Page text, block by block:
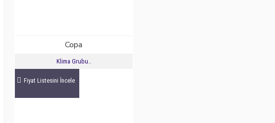
Copa
Klima Grubu..
Fiyat Listesini İncele